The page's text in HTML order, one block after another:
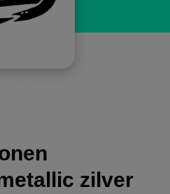
zilver